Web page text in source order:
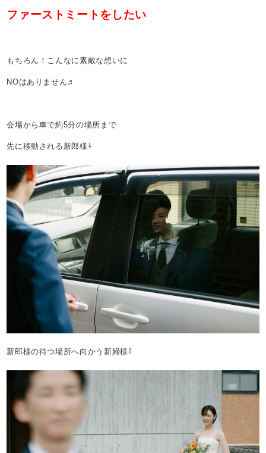
ファーストミートをしたい
もちろん！こんなに素敵な想いに
NOはありません♬
会場から車で約5分の場所まで
先に移動される新郎様⇩
新郎様の待つ場所へ向かう新婦様⇩